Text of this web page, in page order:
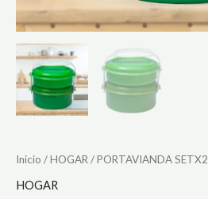
Inicio /HOGAR/ PORTAVIANDA SETX2
HOGAR